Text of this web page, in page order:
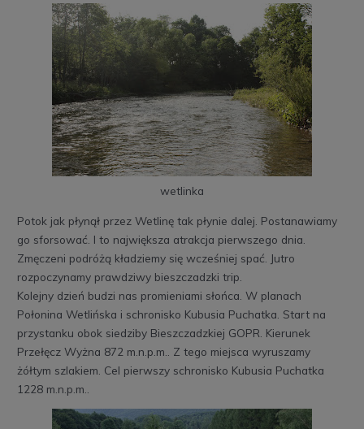
wetlinka
Potok jak płynął przez Wetlinę tak płynie dalej. Postanawiamy
go sforsować. I to największa atrakcja pierwszego dnia.
Zmęczeni podróżą kładziemy się wcześniej spać. Jutro
rozpoczynamy prawdziwy bieszczadzki trip.
Kolejny dzień budzi nas promieniami słońca. W planach
Połonina Wetlińska i schronisko Kubusia Puchatka. Start na
przystanku obok siedziby Bieszczadzkiej GOPR. Kierunek
Przełęcz Wyżna 872 m.n.p.m.. Z tego miejsca wyruszamy
żółtym szlakiem. Cel pierwszy schronisko Kubusia Puchatka
1228 m.n.p.m..